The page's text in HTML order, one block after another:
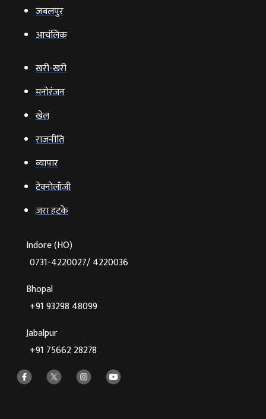
जबलपुर
आचंलिक
खरी-खरी
मनोरंजन
खेल
राजनीति
व्‍यापार
टेक्‍नोलॉजी
ज़रा हटके
Indore (HO)
0731-4220027/ 4220036
Bhopal
+91 93298 48099
Jabalpur
+91 75662 28278